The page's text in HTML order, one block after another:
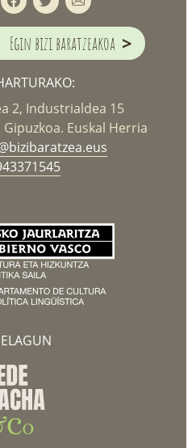
Egin bizi baratzeakoa >
2, Industrialdea 15
Euskal Herria